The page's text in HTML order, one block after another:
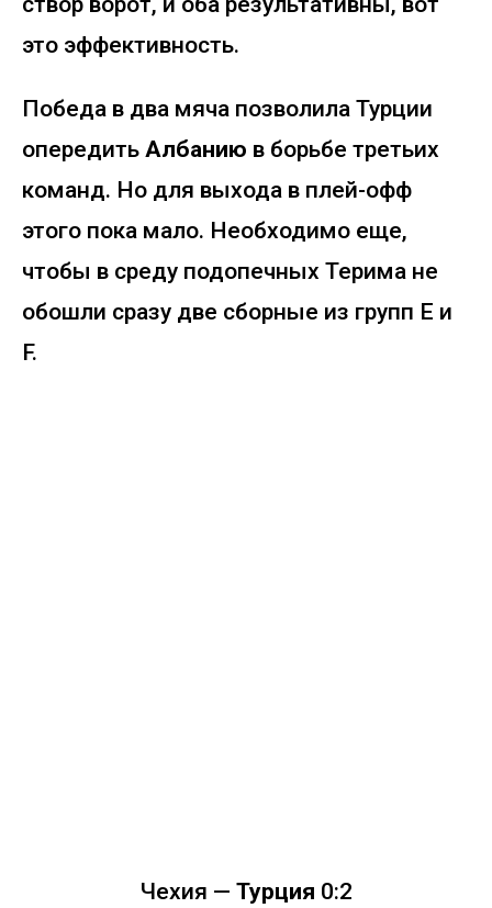
это эффективность.
Победа в два мяча позволила Турции
опередить Албанию в борьбе третьих
команд. Но для выхода в плей-офф
этого пока мало. Необходимо еще,
чтобы в среду подопечных Терима не
обошли сразу две сборные из групп E и
F.
Чехия — Турция 0:2